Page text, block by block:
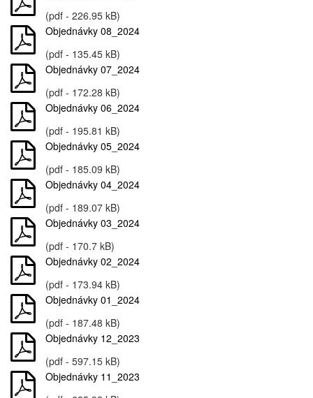
(pdf - 226.95 kB)
Objednávky 08_2024
(pdf - 135.45 kB)
Objednávky 07_2024
(pdf - 172.28 kB)
Objednávky 06_2024
(pdf - 195.81 kB)
Objednávky 05_2024
(pdf - 185.09 kB)
Objednávky 04_2024
(pdf - 189.07 kB)
Objednávky 03_2024
(pdf - 170.7 kB)
Objednávky 02_2024
(pdf - 173.94 kB)
Objednávky 01_2024
(pdf - 187.48 kB)
Objednávky 12_2023
(pdf - 597.15 kB)
Objednávky 11_2023